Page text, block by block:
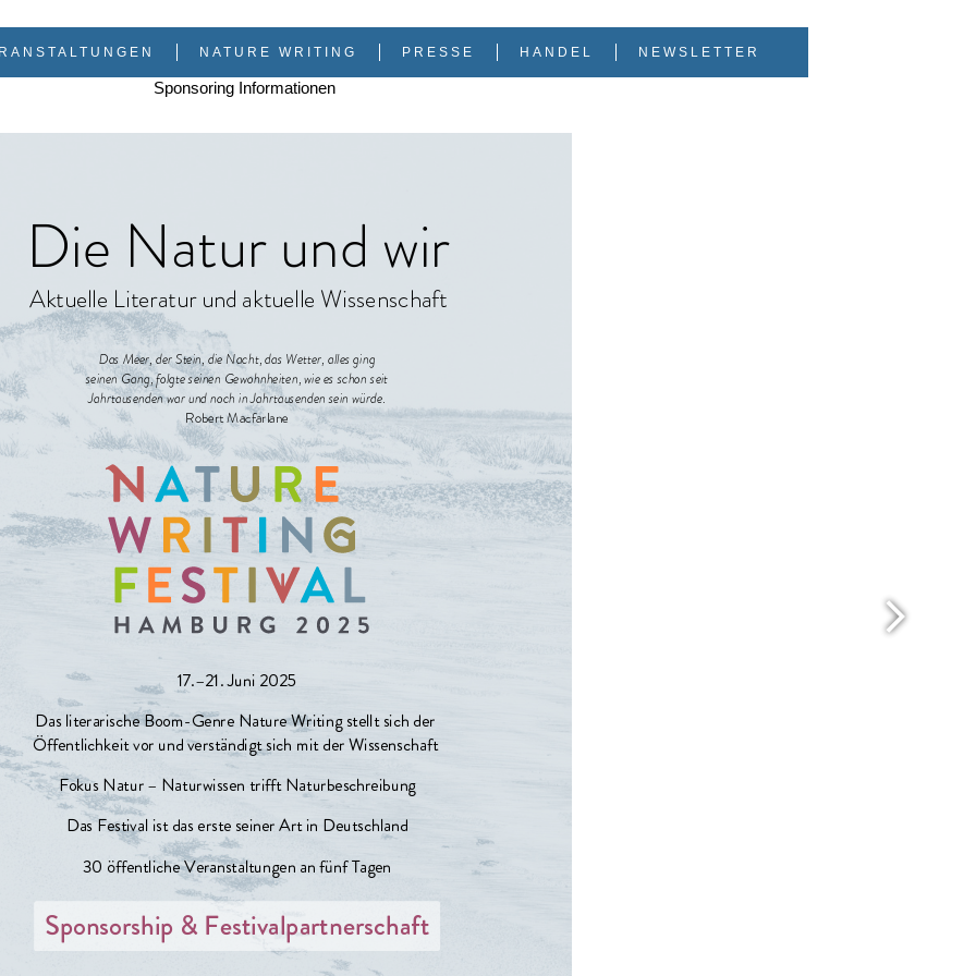
NATURE WRITING PRESSE HANDEL NEWSLETTER
Sponsoring Informationen